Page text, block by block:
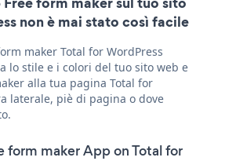
non è mai stato così facile
maker Total for WordPress
lo stile e i colori del tuo sito web e
alla tua pagina Total for
laterale, piè di pagina o dove
form maker App on Total for